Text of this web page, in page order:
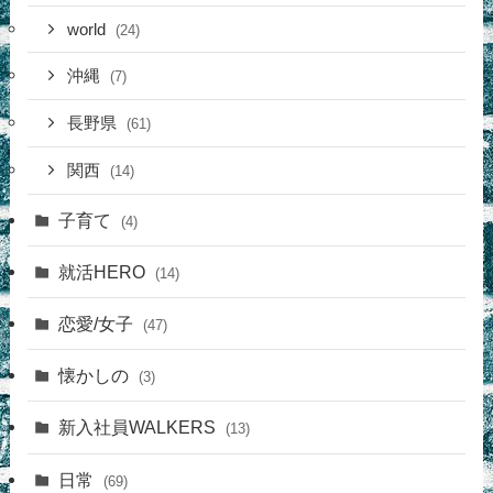
world (24)
沖縄 (7)
長野県 (61)
関西 (14)
子育て (4)
就活HERO (14)
恋愛/女子 (47)
懐かしの (3)
新入社員WALKERS (13)
日常 (69)